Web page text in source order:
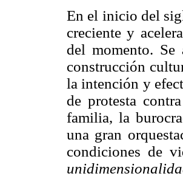
En el inicio del
creciente y
del momento. Se
construcción
la intención y
de protesta
familia, la
una gran
condiciones de